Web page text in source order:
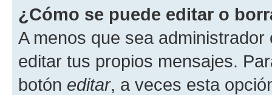
¿Cómo se puede editar o
A menos que sea
editar tus propios mensajes.
botón editar, a veces esta